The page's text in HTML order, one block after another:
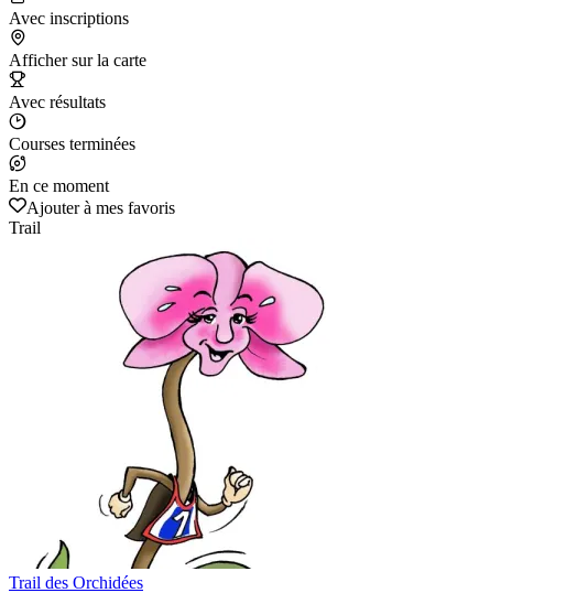
Avec inscriptions
Afficher sur la carte
Avec résultats
Courses terminées
En ce moment
Ajouter à mes favoris
Trail
Trail des Orchidées